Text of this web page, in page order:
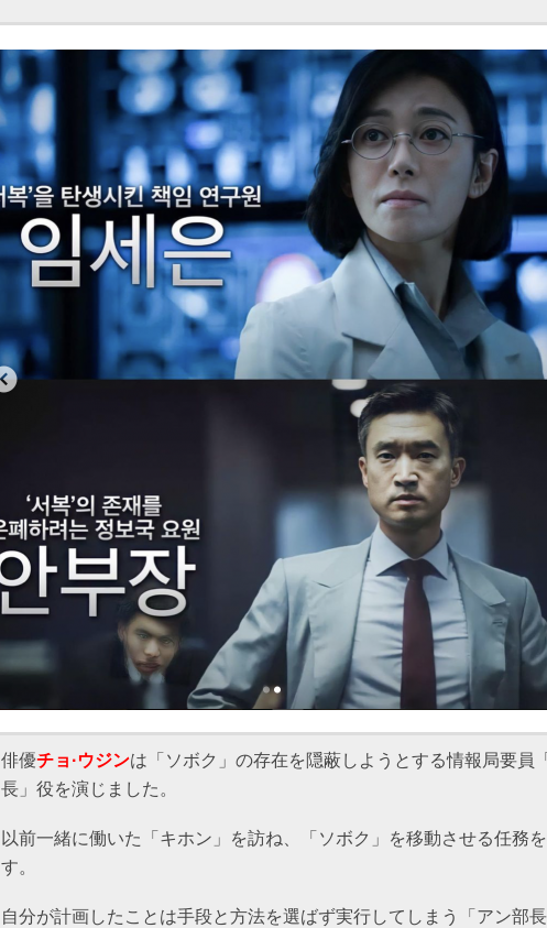
俳優チョ·ウジンは「ソボク」の存在を隠蔽しようとする情報局要員
長」役を演じました。
以前一緒に働いた「キホン」を訪ね、「ソボク」を移動させる任務
す。
自分が計画したことは手段と方法を選ばず実行してしまう「アン部